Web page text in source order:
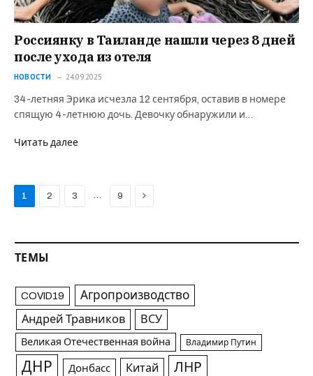
Россиянку в Таиланде нашли через 8 дней
после ухода из отеля
НОВОСТИ 24.09.2025
34-летняя Эрика исчезла 12 сентября, оставив в номере
спящую 4-летнюю дочь. Девочку обнаружили и…
Читать далее
1 2 3 … 9 Next
ТЕМЫ
COVID19 Агропроизводство
Андрей Травников ВСУ
Великая Отечественная война Владимир Путин
ДНР Донбасс Китай ЛНР